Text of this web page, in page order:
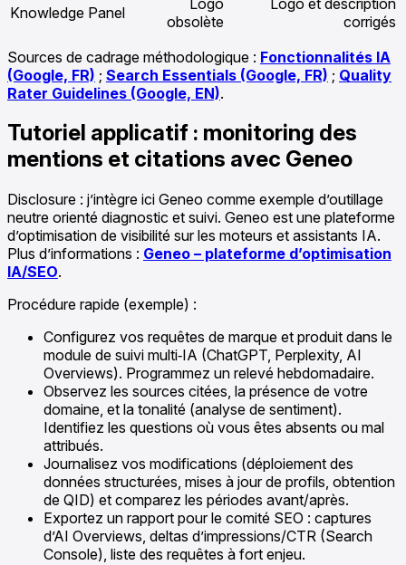
Knowledge Panel
obsolète
corrigés
Sources de cadrage méthodologique : Fonctionnalités IA
(Google, FR) ; Search Essentials (Google, FR) ; Quality
Rater Guidelines (Google, EN).
Tutoriel applicatif : monitoring des
mentions et citations avec Geneo
Disclosure : j’intègre ici Geneo comme exemple d’outillage
neutre orienté diagnostic et suivi. Geneo est une plateforme
d’optimisation de visibilité sur les moteurs et assistants IA.
Plus d’informations : Geneo – plateforme d’optimisation
IA/SEO.
Procédure rapide (exemple) :
Configurez vos requêtes de marque et produit dans le
module de suivi multi‑IA (ChatGPT, Perplexity, AI
Overviews). Programmez un relevé hebdomadaire.
Observez les sources citées, la présence de votre
domaine, et la tonalité (analyse de sentiment).
Identifiez les questions où vous êtes absents ou mal
attribués.
Journalisez vos modifications (déploiement des
données structurées, mises à jour de profils, obtention
de QID) et comparez les périodes avant/après.
Exportez un rapport pour le comité SEO : captures
d’AI Overviews, deltas d’impressions/CTR (Search
Console), liste des requêtes à fort enjeu.